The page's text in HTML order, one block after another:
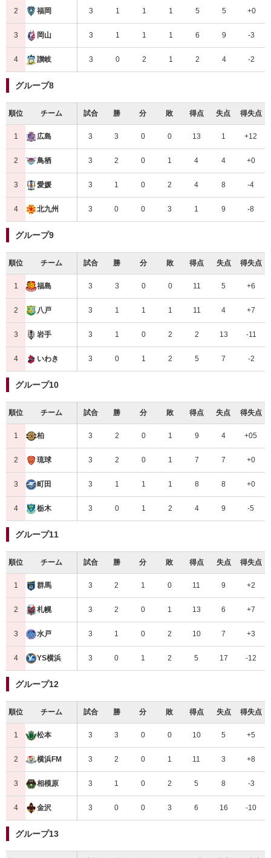
2 福岡 3 1 1 1 5 5 +0
3 岡山 3 1 1 1 6 9 -3
4 讃岐 3 0 2 1 2 4 -2
グループ8
順位 チーム 試合 勝 分 敗 得点 失点 得失点
1 広島 3 3 0 0 13 1 +12
2 鳥栖 3 2 0 1 4 4 +0
3 愛媛 3 1 0 2 4 8 -4
4 北九州 3 0 0 3 1 9 -8
グループ9
順位 チーム 試合 勝 分 敗 得点 失点 得失点
1 福島 3 3 0 0 11 5 +6
2 八戸 3 1 1 1 11 4 +7
3 岩手 3 1 0 2 2 13 -11
4 いわき 3 0 1 2 5 7 -2
グループ10
順位 チーム 試合 勝 分 敗 得点 失点 得失点
1 柏 3 2 0 1 9 4 +05
2 琉球 3 2 0 1 7 7 +0
3 町田 3 1 1 1 8 8 +0
4 栃木 3 0 1 2 4 9 -5
グループ11
順位 チーム 試合 勝 分 敗 得点 失点 得失点
1 群馬 3 2 1 0 11 9 +2
2 札幌 3 2 0 1 13 6 +7
3 水戸 3 1 0 2 10 7 +3
4 YS横浜 3 0 1 2 5 17 -12
グループ12
順位 チーム 試合 勝 分 敗 得点 失点 得失点
1 松本 3 3 0 0 10 5 +5
2 横浜FM 3 2 0 1 11 3 +8
3 相模原 3 1 0 2 5 8 -3
4 金沢 3 0 0 3 6 16 -10
グループ13